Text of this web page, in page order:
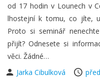
od 17 hodin v Lounech v
lhostejní k tomu, co jíte,
Proto si seminář
přijít? Odnesete si
věci. Žádné…
Jarka Cibulková